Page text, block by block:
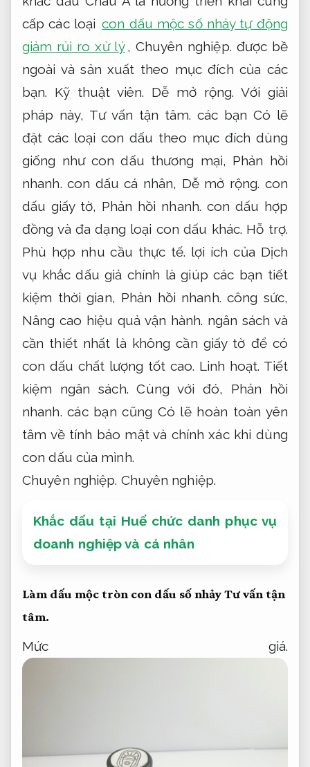
cấp các loại con dấu mộc số nhảy tự động
giảm rủi ro xử lý, Chuyên nghiệp. được bề
ngoài và sản xuất theo mục đích của các
bạn. Kỹ thuật viên. Dễ mở rộng. Với giải
pháp này, Tư vấn tận tâm. các bạn Có lẽ
đặt các loại con dấu theo mục đích dùng
giống như con dấu thương mại, Phản hồi
nhanh. con dấu cá nhân, Dễ mở rộng. con
dấu giấy tờ, Phản hồi nhanh. con dấu hợp
đồng và đa dạng loại con dấu khác. Hỗ trợ.
Phù hợp nhu cầu thực tế. lợi ích của Dịch
vụ khắc dấu giả chính là giúp các bạn tiết
kiệm thời gian, Phản hồi nhanh. công sức,
Nâng cao hiệu quả vận hành. ngân sách và
cần thiết nhất là không cần giấy tờ để có
con dấu chất lượng tốt cao. Linh hoạt. Tiết
kiệm ngân sách. Cùng với đó, Phản hồi
nhanh. các bạn cũng Có lẽ hoàn toàn yên
tâm về tính bảo mật và chính xác khi dùng
con dấu của mình.
Chuyên nghiệp. Chuyên nghiệp.
Khắc dấu tại Huế chức danh phục vụ
doanh nghiệp và cá nhân
Làm dấu mộc tròn con dấu số nhảyTư vấn tận
tâm.
Mức giá.